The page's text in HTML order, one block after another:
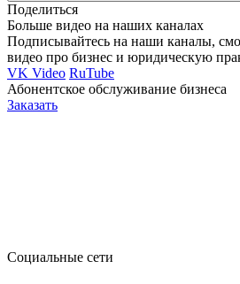
Поделиться
Больше видео на наших каналах
Подписывайтесь на наши каналы,
видео про бизнес и юридическую
VK Video RuTube
Абонентское обслуживание бизнеса
Заказать
Социальные сети